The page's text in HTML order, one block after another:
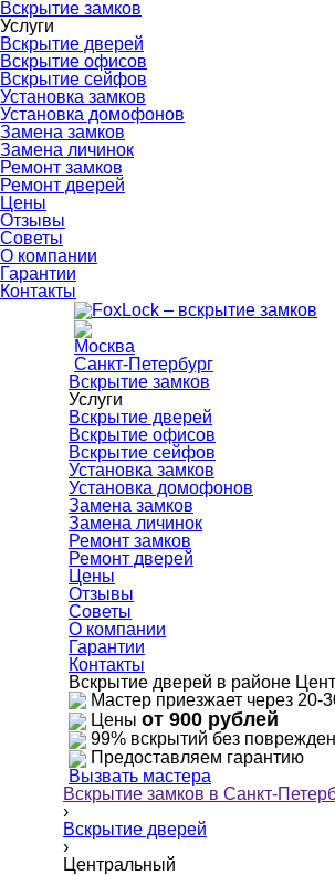
Вскрытие замков
Услуги
Вскрытие дверей
Вскрытие офисов
Вскрытие сейфов
Установка замков
Установка домофонов
Замена замков
Замена личинок
Ремонт замков
Ремонт дверей
Цены
Отзывы
Советы
О компании
Гарантии
Контакты
Москва
Санкт-Петербург
Вскрытие замков
Услуги
Вскрытие дверей
Вскрытие офисов
Вскрытие сейфов
Установка замков
Установка домофонов
Замена замков
Замена личинок
Ремонт замков
Ремонт дверей
Цены
Отзывы
Советы
О компании
Гарантии
Контакты
Вскрытие дверей в районе
Мастер приезжает через 20-
Цены от 900 рублей
99% вскрытий без
Предоставляем гарантию
Вызвать мастера
Вскрытие замков в Санкт-
›
Вскрытие дверей
›
Центральный